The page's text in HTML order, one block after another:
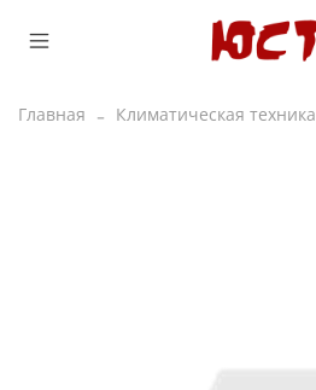
Главная Климатическая техника